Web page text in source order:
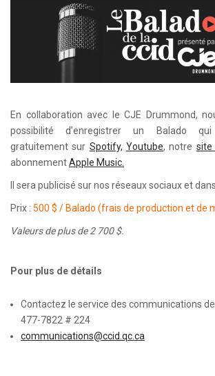
En collaboration avec le CJE Drummond,
possibilité d’enregistrer un Balado
gratuitement sur Spotify, Youtube, notre site
abonnementApple Music.
Il sera publicisé sur nos réseaux sociaux et
Prix : 500 $ / Balado (frais de production et de
Valeurs de plus de 2 700 $.
Pour plus de détails
Contactez le service des communications de
477-7822 # 224
communications@ccid.qc.ca